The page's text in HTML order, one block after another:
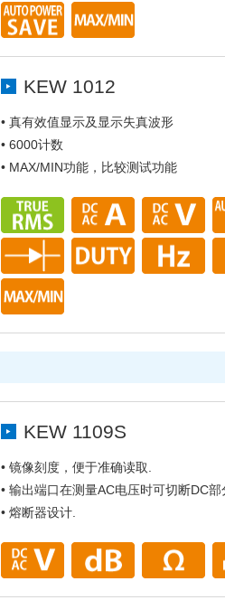
KEW 1012
• 真有效值显示及显示失真波形
• 6000计数
• MAX/MIN功能，比较测试功能
KEW 1109S
• 镜像刻度，便于准确读取.
• 输出端口在测量AC电压时可切断DC
• 熔断器设计.